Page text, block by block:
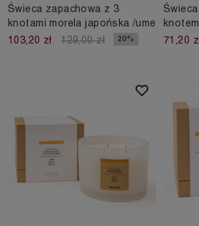
Świeca zapachowa z 3
knotami morela japońska /ume
103,20 zł
129,00 zł 20%
71,20